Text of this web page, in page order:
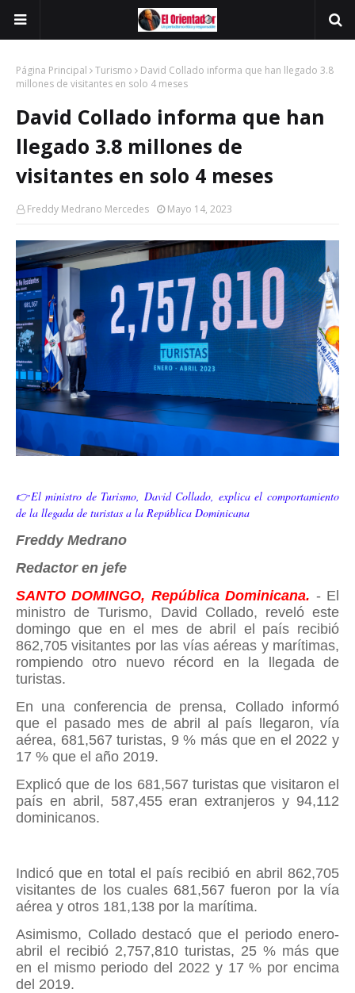
Página Principal Turismo
David Collado informa que han llegado 3.8
millones de visitantes en solo 4 meses
David Collado informa que han
llegado 3.8 millones de
visitantes en solo 4 meses
Freddy Medrano Mercedes Mayo 14, 2023
👉El ministro de Turismo, David Collado, explica el comportamiento
de la llegada de turistas a la República Dominicana
Freddy Medrano
Redactor en jefe
SANTO DOMINGO, República Dominicana. - El
ministro de Turismo, David Collado, reveló este
domingo que en el mes de abril el país recibió
862,705 visitantes por las vías aéreas y marítimas,
rompiendo otro nuevo récord en la llegada de
turistas.
En una conferencia de prensa, Collado informó
que el pasado mes de abril al país llegaron, vía
aérea, 681,567 turistas, 9 % más que en el 2022 y
17 % que el año 2019.
Explicó que de los 681,567 turistas que visitaron el
país en abril, 587,455 eran extranjeros y 94,112
dominicanos.
Indicó que en total el país recibió en abril 862,705
visitantes de los cuales 681,567 fueron por la vía
aérea y otros 181,138 por la marítima.
Asimismo, Collado destacó que el periodo enero-
abril el recibió 2,757,810 turistas, 25 % más que
en el mismo periodo del 2022 y 17 % por encima
del 2019.